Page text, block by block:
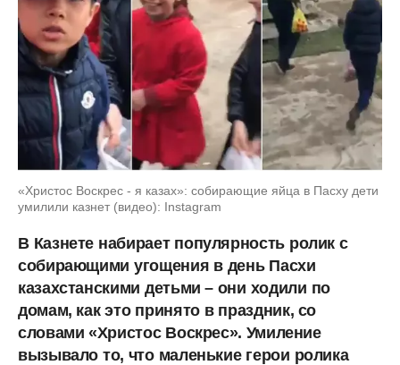
«Христос Воскрес - я казах»: собирающие яйца в Пасху дети
умилили казнет (видео): Instagram
В Казнете набирает популярность ролик с
собирающими угощения в день Пасхи
казахстанскими детьми – они ходили по
домам, как это принято в праздник, со
словами «Христос Воскрес». Умиление
вызывало то, что маленькие герои ролика